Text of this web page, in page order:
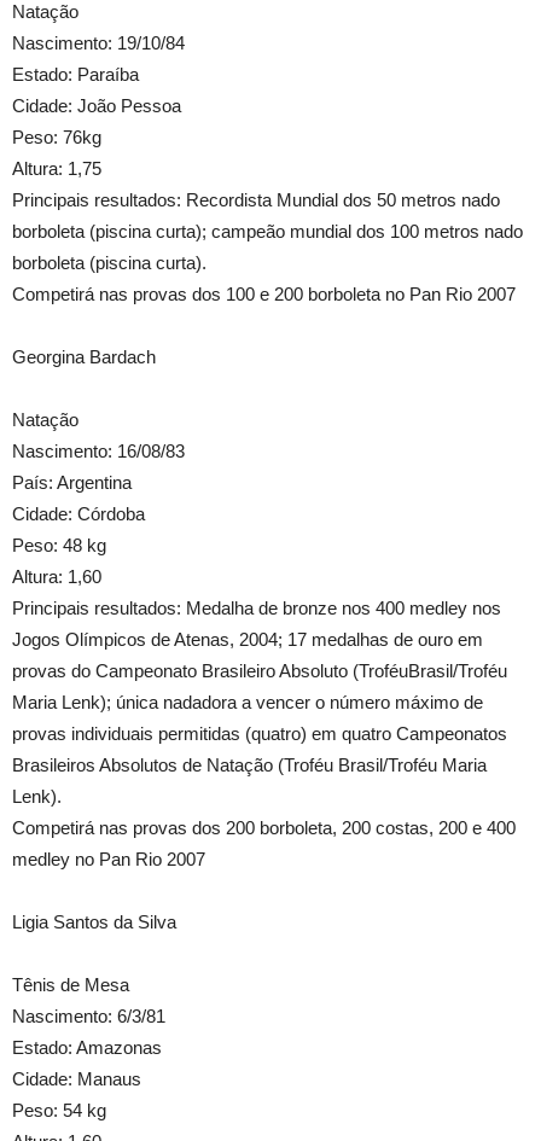
Natação
Nascimento: 19/10/84
Estado: Paraíba
Cidade: João Pessoa
Peso: 76kg
Altura: 1,75
Principais resultados: Recordista Mundial dos 50 metros nado
borboleta (piscina curta); campeão mundial dos 100 metros nado
borboleta (piscina curta).
Competirá nas provas dos 100 e 200 borboleta no Pan Rio 2007
Georgina Bardach
Natação
Nascimento: 16/08/83
País: Argentina
Cidade: Córdoba
Peso: 48 kg
Altura: 1,60
Principais resultados: Medalha de bronze nos 400 medley nos
Jogos Olímpicos de Atenas, 2004; 17 medalhas de ouro em
provas do Campeonato Brasileiro Absoluto (TroféuBrasil/Troféu
Maria Lenk); única nadadora a vencer o número máximo de
provas individuais permitidas (quatro) em quatro Campeonatos
Brasileiros Absolutos de Natação (Troféu Brasil/Troféu Maria
Lenk).
Competirá nas provas dos 200 borboleta, 200 costas, 200 e 400
medley no Pan Rio 2007
Ligia Santos da Silva
Tênis de Mesa
Nascimento: 6/3/81
Estado: Amazonas
Cidade: Manaus
Peso: 54 kg